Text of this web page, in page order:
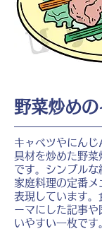
野菜炒め
キャベツやにんじ
具材を炒めた野菜
です。シンプルな
家庭料理の定番メ
表現しています。
ーマにした記事
いやすい一枚です